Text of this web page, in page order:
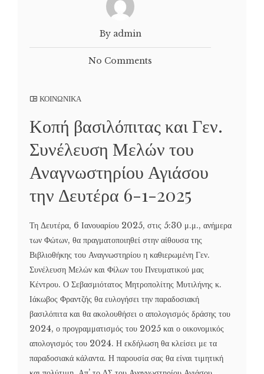
By admin
No Comments
ΚΟΙΝΩΝΙΚΑ
Κοπή βασιλόπιτας και Γεν.
Συνέλευση Μελών του
Αναγνωστηρίου Αγιάσου
την Δευτέρα 6-1-2025
Τη Δευτέρα, 6 Ιανουαρίου 2025, στις 5:30 μ.μ., ανήμερα
των Φώτων, θα πραγματοποιηθεί στην αίθουσα της
Βιβλιοθήκης του Αναγνωστηρίου η καθιερωμένη Γεν.
Συνέλευση Μελών και Φίλων του Πνευματικού μας
Κέντρου. Ο Σεβασμιότατος Μητροπολίτης Μυτιλήνης κ.
Ιάκωβος Φραντζής θα ευλογήσει την παραδοσιακή
βασιλόπιτα και θα ακολουθήσει ο απολογισμός δράσης του
2024, ο προγραμματισμός του 2025 και ο οικονομικός
απολογισμός του 2024. Η εκδήλωση θα κλείσει με τα
παραδοσιακά κάλαντα. Η παρουσία σας θα είναι τιμητική